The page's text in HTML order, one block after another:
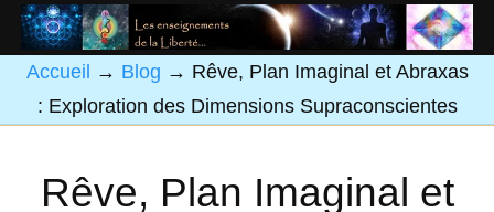
Accueil → Blog → Rêve, Plan Imaginal et Abraxas
: Exploration des Dimensions Supraconscientes
Rêve, Plan Imaginal et